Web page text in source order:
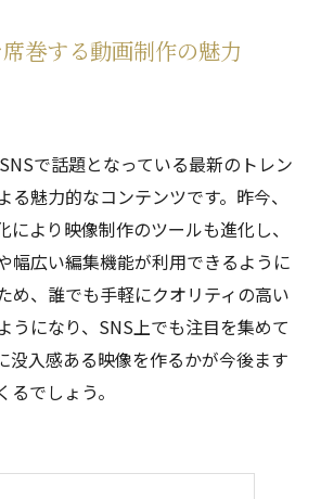
巻する動画制作の魅力
で話題となっている最新のトレン
る魅力的なコンテンツです。昨今、
により映像制作のツールも進化し、
幅広い編集機能が利用できるように
め、誰でも手軽にクオリティの高い
うになり、SNS上でも注目を集めて
没入感ある映像を作るかが今後ます
でしょう。